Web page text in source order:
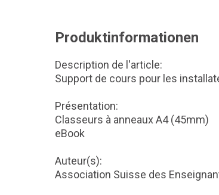
Produktinformationen
Description de l'article:
Support de cours pour les
Présentation:
Classeurs à anneaux A4 (45mm)
eBook
Auteur(s):
Association Suisse des